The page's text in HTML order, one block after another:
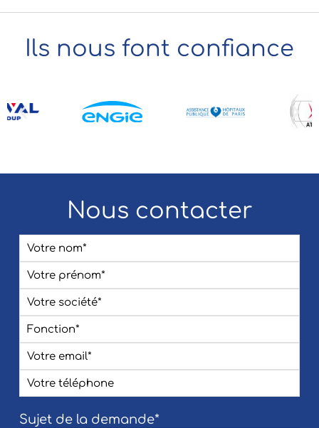
Ils nous font confiance
Nous contacter
Sujet de la demande*